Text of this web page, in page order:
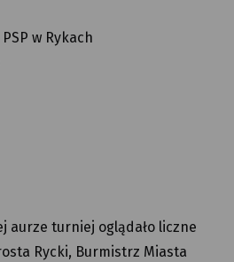
w Rykach
aurze turniej oglądało liczne
Rycki, Burmistrz Miasta